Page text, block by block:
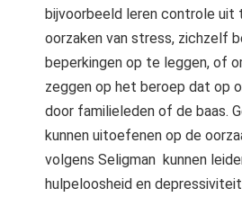
bijvoorbeeld leren controle uit
oorzaken van stress, zichzelf
beperkingen op te leggen, of
zeggen op het beroep dat op
door familieleden of de baas.
kunnen uitoefenen op de
volgens Seligman kunnen
hulpeloosheid en